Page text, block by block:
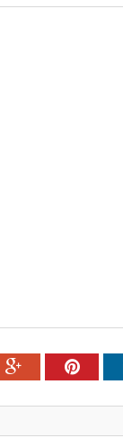
Google+